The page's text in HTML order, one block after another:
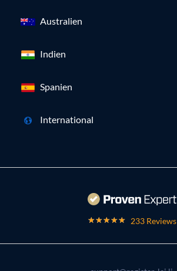
Australien
Indien
Spanien
International
233 Reviews